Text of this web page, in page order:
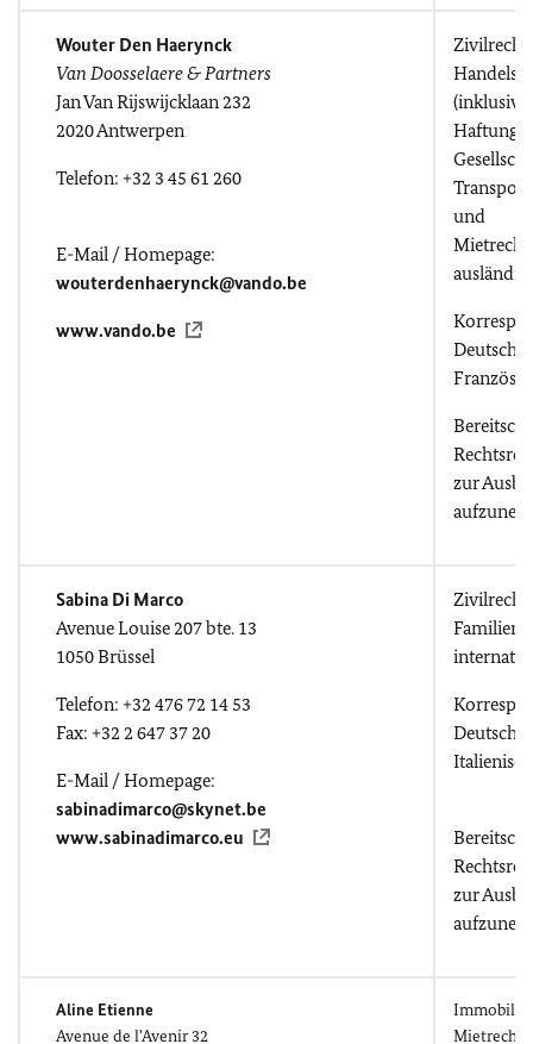
Wouter Den Haerynck
Van Doosselaere & Partners
Jan Van Rijswijcklaan 232
2020 Antwerpen
Telefon: +32 3 45 61 260
E-Mail / Homepage:
wouterdenhaerynck@vando.be
www.vando.be
Zivilrecht
Handels-
(inklusiv
und
Deutsch,
zur
Sabina Di Marco
Avenue Louise 207 bte. 13
1050 Brüssel
Telefon: +32 476 72 14 53
Fax: +32 2 647 37 20
E-Mail / Homepage:
sabinadimarco@skynet.be
www.sabinadimarco.eu
Zivilrecht
internat.
Deutsch,
zur
Aline Etienne
Avenue de l'Avenir 32
Mietrecht